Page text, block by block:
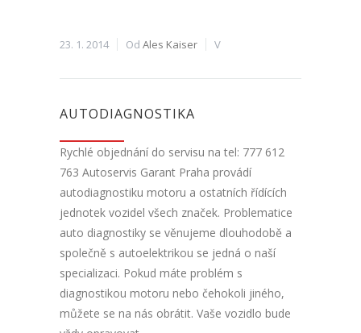
23. 1. 2014 Od Ales Kaiser V
AUTODIAGNOSTIKA
Rychlé objednání do servisu na tel: 777 612
763 Autoservis Garant Praha provádí
autodiagnostiku motoru a ostatních řídících
jednotek vozidel všech značek. Problematice
auto diagnostiky se věnujeme dlouhodobě a
společně s autoelektrikou se jedná o naší
specializaci. Pokud máte problém s
diagnostikou motoru nebo čehokoli jiného,
můžete se na nás obrátit. Vaše vozidlo bude